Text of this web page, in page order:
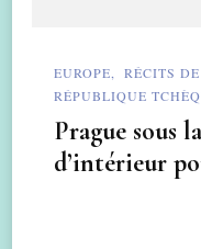
EUROPE
RÉCITS
RÉPUBLIQUE
Prague sous
d’intérieur